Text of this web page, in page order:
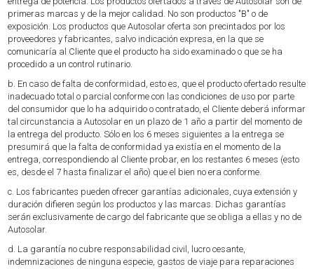
primeras marcas y de la mejor calidad. No son productos "B" o de
exposición. Los productos que Autosolar oferta son precintados por los
proveedores y fabricantes, salvo indicación expresa, en la que se
comunicaría al Cliente que el producto ha sido examinado o que se ha
procedido a un control rutinario.
b. En caso de falta de conformidad, esto es, que el producto ofertado resulte
inadecuado total o parcial conforme con las condiciones de uso por parte
del consumidor que lo ha adquirido o contratado, el Cliente deberá informar
tal circunstancia a Autosolar en un plazo de 1 año a partir del momento de
la entrega del producto. Sólo en los 6 meses siguientes a la entrega se
presumirá que la falta de conformidad ya existía en el momento de la
entrega, correspondiendo al Cliente probar, en los restantes 6 meses (esto
es, desde el 7 hasta finalizar el año) que el bien no era conforme.
c. Los fabricantes pueden ofrecer garantías adicionales, cuya extensión y
duración difieren según los productos y las marcas. Dichas garantías
serán exclusivamente de cargo del fabricante que se obliga a ellas y no de
Autosolar.
d. La garantía no cubre responsabilidad civil, lucro cesante,
indemnizaciones de ninguna especie, gastos de viaje para reparaciones